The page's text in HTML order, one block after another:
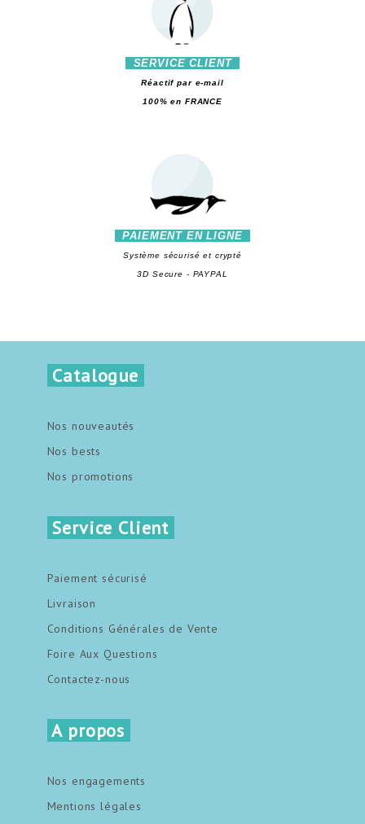
SERVICE CLIENT
Réactif par e-mail
100% en FRANCE
PAIEMENT EN LIGNE
Système sécurisé et crypté
3D Secure - PAYPAL
Catalogue
Nos nouveautés
Nos bests
Nos promotions
Service Client
Paiement sécurisé
Livraison
Conditions Générales de Vente
Foire Aux Questions
Contactez-nous
A propos
Nos engagements
Mentions légales